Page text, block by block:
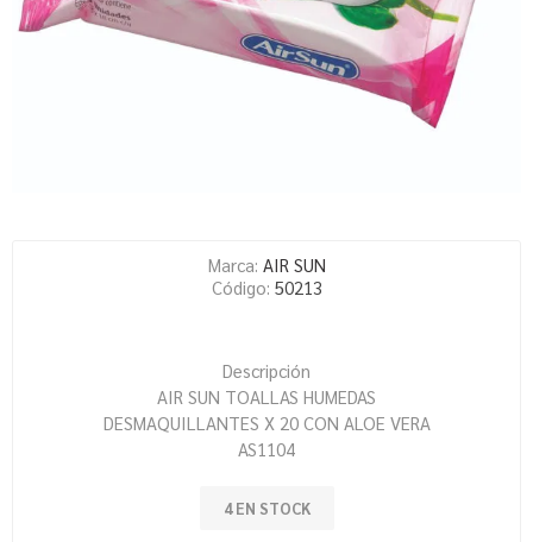
Marca: AIR SUN
Código: 50213
Descripción
AIR SUN TOALLAS HUMEDAS
DESMAQUILLANTES X 20 CON ALOE VERA
AS1104
4 EN STOCK